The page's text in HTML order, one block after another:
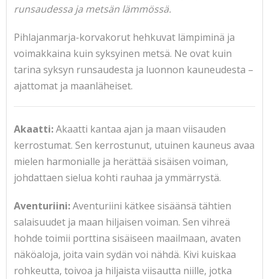
runsaudessa ja metsän lämmössä.
Pihlajanmarja-korvakorut hehkuvat lämpiminä ja
voimakkaina kuin syksyinen metsä. Ne ovat kuin
tarina syksyn runsaudesta ja luonnon kauneudesta –
ajattomat ja maanläheiset.
Akaatti:Akaatti kantaa ajan ja maan viisauden
kerrostumat. Sen kerrostunut, utuinen kauneus avaa
mielen harmonialle ja herättää sisäisen voiman,
johdattaen sielua kohti rauhaa ja ymmärrystä.
Aventuriini:Aventuriini kätkee sisäänsä tähtien
salaisuudet ja maan hiljaisen voiman. Sen vihreä
hohde toimii porttina sisäiseen maailmaan, avaten
näköaloja, joita vain sydän voi nähdä. Kivi kuiskaa
rohkeutta, toivoa ja hiljaista viisautta niille, jotka